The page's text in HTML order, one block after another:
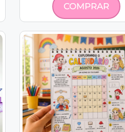
COMPRAR